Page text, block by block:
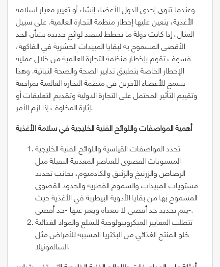
وعندما تنوي إحدى الدول الأعضاء إنشاء أو تغيير معيار لسلامة
الأغذية، يتعين عليها إخطار منظمة التجارة العالمية. على سبيل
المثال، إذا كانت دولة ما تخطط لتنفيذ لوائح جديدة بشأن الحد
الأقصى المسموح به لبقايا المبيدات الحشرية في الفاكهة،
فسوف تقوم بإخطار منظمة التجارة العالمية من خلال عملية
الإخطار الخاصة بتطبيق تدابير الصحة والصحة النباتية. وهذا
يسمح للأعضاء الآخرين في منظمة التجارة العالمية بمراجعة
وتقييم التأثير المحتمل على التجارة الدولية وتقديم التعليقات أو
إثارة المخاوف إذا لزم الأمر.
أهمية المواصفات واللوائح الفنية الخليجية في سلامة الأغذية
تحدد المواصفات القياسية واللوائح الفنية الخليجية
المستويات القصوى للعناصر المعدنية الثقيلة مثل
الرصاص والزرنيخ والزئبق والكادميوم، بجانب تحديد
مستويات المبيدات والسموم الفطرية والحدود القصوى
المسموح بها من بقايا الأدوية البيطرية في الأغذية حيث
يتم تحديد حد أقصى لا تتعداه ويعبر عنها -حد أقصى-.
تتطلب المعايير الميكروبيولوجية للسلع والمواد الغذائية
خلو المنتج الغذائي من البكتريا المسببة للأمراض مثل
السالمونيلا.